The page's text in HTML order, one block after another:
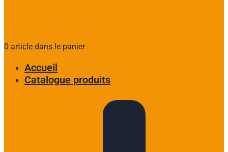
0 article dans le panier
Accueil
Catalogue produits